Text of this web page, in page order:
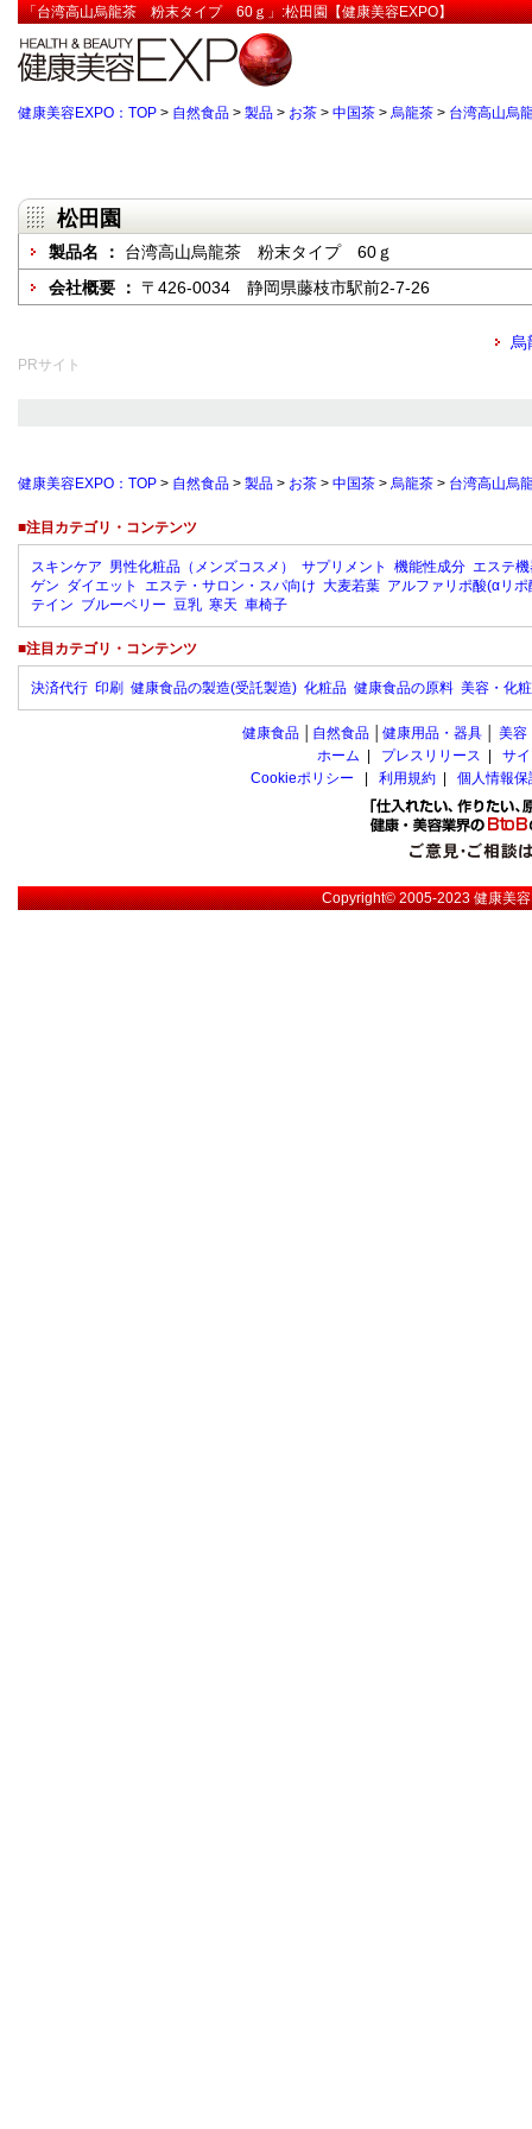
「台湾高山烏龍茶 粉末タイプ 60ｇ」:松田園【健康美容EXPO】
健康美容EXPO：TOP > 自然食品 > 製品 > お茶 > 中国茶 > 烏龍茶 > 台湾高山
松田園
製品名 ： 台湾高山烏龍茶 粉末タイプ 60ｇ
会社概要 ： 〒426-0034 静岡県藤枝市駅前2-7-26
烏
PRサイト
健康美容EXPO：TOP > 自然食品 > 製品 > お茶 > 中国茶 > 烏龍茶 > 台湾高山
■注目カテゴリ・コンテンツ
スキンケア 男性化粧品（メンズコスメ） サプリメント 機能性成分 エステ
ゲン ダイエット エステ・サロン・スパ向け 大麦若葉 アルファリポ酸(αリポ
テイン ブルーベリー 豆乳 寒天 車椅子
■注目カテゴリ・コンテンツ
決済代行 印刷 健康食品の製造(受託製造) 化粧品 健康食品の原料 美容・化
健康食品 自然食品 健康用品・器具 美容
ホーム
プレスリリース
サ
Cookieポリシー
利用規約 個人情報
Copyright© 2005-2023健康美